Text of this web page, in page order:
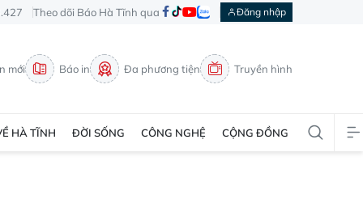
Theo dõi Báo Hà Tĩnh qua Đăng nhập
mới Báo in Đa phương tiện Truyền hình
HÀ TĨNH ĐỜI SỐNG CÔNG NGHỆ CỘNG ĐỒNG